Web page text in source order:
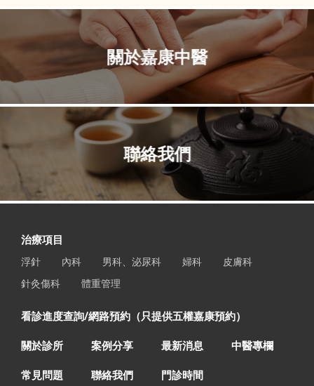
關於嘉康中醫
聯絡我們
治療項目
浮針 內科 男科、泌尿科 婦科
皮膚科
針灸傷科
體重管理
看診進度查詢/網路預約（只提供五權嘉康預約）
關於診所 案例分享 最新消息 中醫專欄
常見問題 聯絡我們 門診時間